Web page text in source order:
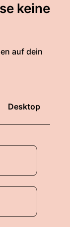
keine
auf dein
Desktop